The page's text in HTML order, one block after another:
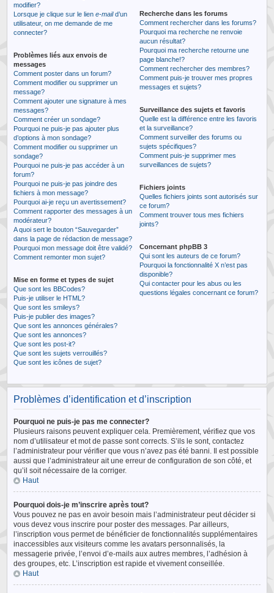
modifier?
Lorsque je clique sur le liene-maild’un
utilisateur, on me demande de me
connecter?
Problèmes liés aux envois de
messages
Comment poster dans un forum?
Comment modifier ou supprimer un
message?
Comment ajouter une signature à mes
messages?
Comment créer un sondage?
Pourquoi ne puis-je pas ajouter plus
d’options à mon sondage?
Comment modifier ou supprimer un
sondage?
Pourquoi ne puis-je pas accéder à un
forum?
Pourquoi ne puis-je pas joindre des
fichiers à mon message?
Pourquoi ai-je reçu un avertissement?
Comment rapporter des messages à un
modérateur?
A quoi sert le bouton “Sauvegarder”
dans la page de rédaction de message?
Pourquoi mon message doit être validé?
Comment remonter mon sujet?
Mise en forme et types de sujet
Que sont les BBCodes?
Puis-je utiliser le HTML?
Que sont les smileys?
Puis-je publier des images?
Que sont les annonces générales?
Que sont les annonces?
Que sont les post-it?
Que sont les sujets verrouillés?
Que sont les icônes de sujet?
Recherche dans les forums
Comment rechercher dans les forums?
Pourquoi ma recherche ne renvoie
aucun résultat?
Pourquoi ma recherche retourne une
page blanche!?
Comment rechercher des membres?
Comment puis-je trouver mes propres
messages et sujets?
Surveillance des sujets et favoris
Quelle est la différence entre les favoris
et la surveillance?
Comment surveiller des forums ou
sujets spécifiques?
Comment puis-je supprimer mes
surveillances de sujets?
Fichiers joints
Quelles fichiers joints sont autorisés sur
ce forum?
Comment trouver tous mes fichiers
joints?
Concernant phpBB 3
Qui sont les auteurs de ce forum?
Pourquoi la fonctionnalité X n’est pas
disponible?
Qui contacter pour les abus ou les
questions légales concernant ce forum?
Problèmes d’identification et d’inscription
Pourquoi ne puis-je pas me connecter?
Plusieurs raisons peuvent expliquer cela. Premièrement, vérifiez que vos
nom d’utilisateur et mot de passe sont corrects. S’ils le sont, contactez
l’administrateur pour vérifier que vous n’avez pas été banni. Il est possible
aussi que l’administrateur ait une erreur de configuration de son côté, et
qu’il soit nécessaire de la corriger.
Haut
Pourquoi dois-je m’inscrire après tout?
Vous pouvez ne pas en avoir besoin mais l’administrateur peut décider si
vous devez vous inscrire pour poster des messages. Par ailleurs,
l’inscription vous permet de bénéficier de fonctionnalités supplémentaires
inaccessibles aux visiteurs comme les avatars personnalisés, la
messagerie privée, l’envoi d’e-mails aux autres membres, l’adhésion à
des groupes, etc. L’inscription est rapide et vivement conseillée.
Haut